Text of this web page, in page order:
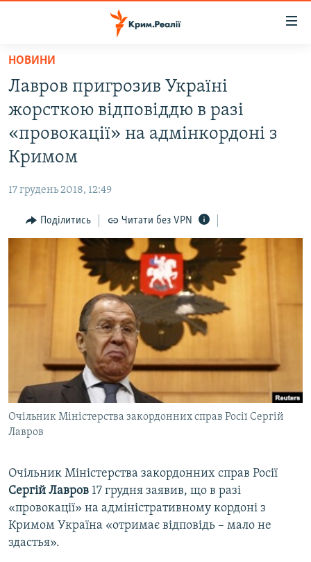
Перейти
основного
матеріалу
Перейти
до
основної
Перейти
пошуку
ВОДА.КРИМ
ВІДЕО ТА ФОТО
ПОЛІТИКА
ПОГЛЯД
ІНТЕРВ'Ю
ВСЕ ЗА ДЕНЬ
СПЕЦПРОЕКТИ
ВІДЕОУРОКИ «ELIFBE»
СВІДЧЕННЯ ОКУПАЦІЇ
УКРАЇНСЬКА ПРОБЛЕМА КРИМУ
ІНФОГРАФІКА
ЯК ОБІЙТИ БЛОКУВАННЯ
Qırımtatar
ДОЛУЧАЙСЯ!
НОВИНИ
Лавров пригрозив Україні
жорсткою відповіддю в разі
«провокації» на адмінкордоні з
Кримом
17 грудень 2018, 12:49
Поділитись Читати без VPN
Очільник Міністерства закордонних справ Росії Сергій
Лавров
Очільник Міністерства закордонних справ Росії
Сергій Лавров 17 грудня заявив, що в разі
«провокації» на адміністративному кордоні з
Кримом Україна «отримає відповідь – мало не
здастья».